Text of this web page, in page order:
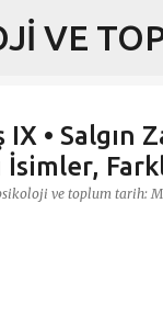
VE
IX • Salgın
İsimler,
ve toplum tarih: